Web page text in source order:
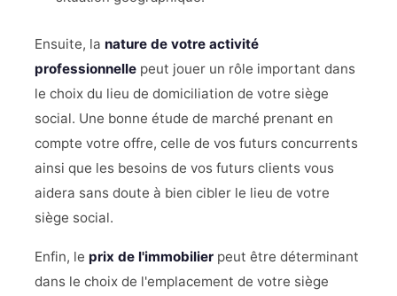
Ensuite, la nature de votre activité
professionnelle peut jouer un rôle important dans
le choix du lieu de domiciliation de votre siège
social. Une bonne étude de marché prenant en
compte votre offre, celle de vos futurs concurrents
ainsi que les besoins de vos futurs clients vous
aidera sans doute à bien cibler le lieu de votre
siège social.
Enfin, le prix de l'immobilier peut être déterminant
dans le choix de l'emplacement de votre siège